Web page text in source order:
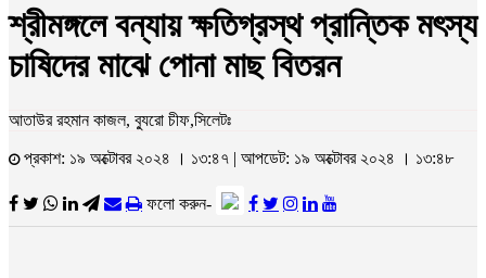
শ্রীমঙ্গলে বন্যায় ক্ষতিগ্রস্থ প্রান্তিক মৎস্য
চাষিদের মাঝে পোনা মাছ বিতরন
আতাউর রহমান কাজল, ব্যুরো চীফ,সিলেটঃ
প্রকাশ: ১৯ অক্টোবর ২০২৪ । ১৩:৪৭ | আপডেট: ১৯ অক্টোবর ২০২৪ । ১৩:৪৮
ফলো করুন-